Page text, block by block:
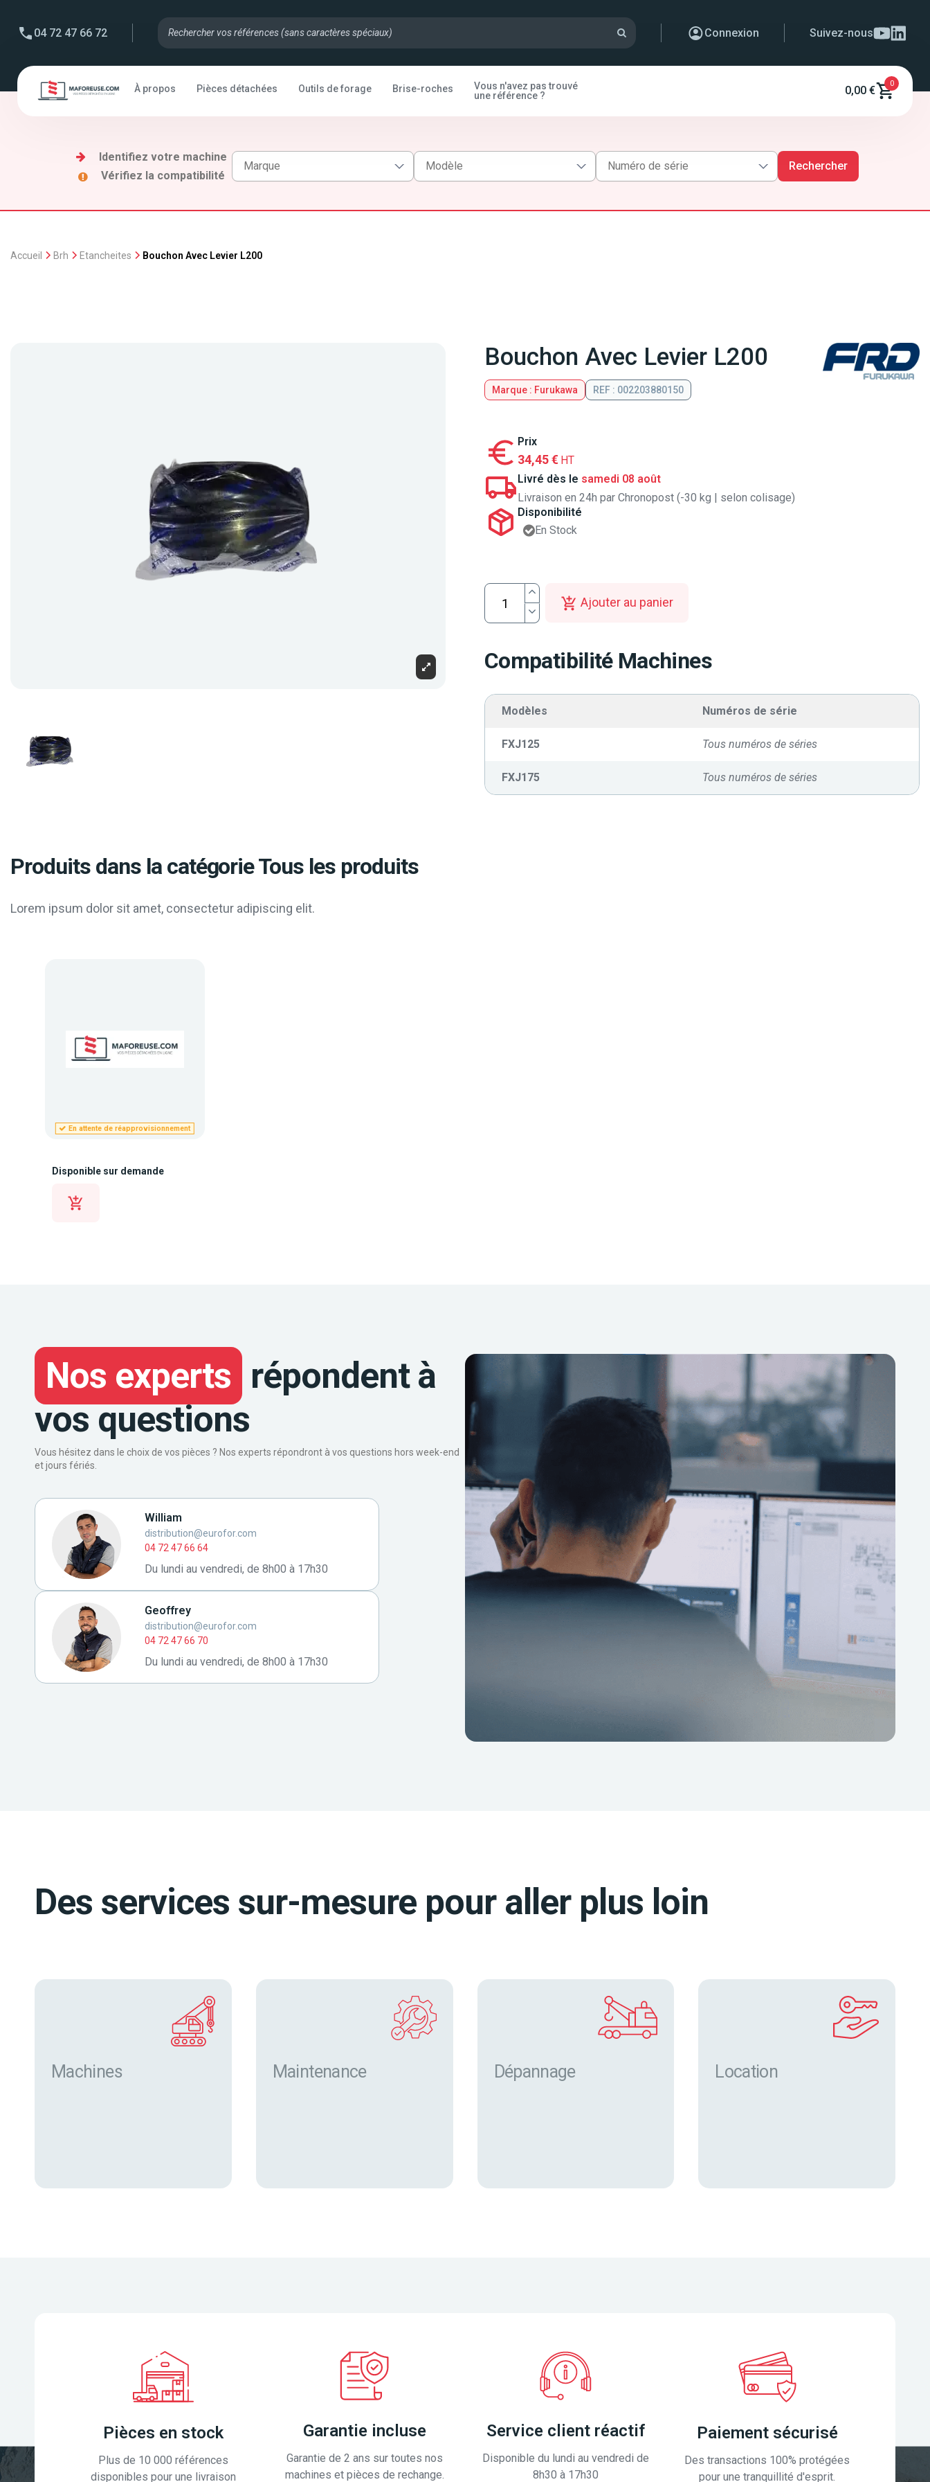
04 72 47 66 72 Connexion Suivez-nous
À propos Pièces détachées Outils de forage Brise-roches
Vous n'avez pas trouvé
une référence ?
0,00 €
0
Identifiez votre machine
Vérifiez la compatibilité
Rechercher
Accueil Brh Etancheites Bouchon Avec Levier L200
Bouchon Avec Levier L200
Marque : Furukawa REF : 002203880150
Prix
34,45 € HT
Livré dès le samedi 08 août
Livraison en 24h par Chronopost (-30 kg | selon colisage)
Disponibilité
En Stock
Ajouter au panier
Compatibilité Machines
Modèles Numéros de série
FXJ125 Tous numéros de séries
FXJ175 Tous numéros de séries
Produits dans la catégorie Tous les produits
Lorem ipsum dolor sit amet, consectetur adipiscing elit.
En attente de réapprovisionnement
Disponible sur demande
Nos experts répondent à
vos questions
Vous hésitez dans le choix de vos pièces ? Nos experts répondront à vos questions hors week-end
et jours fériés.
William
distribution@eurofor.com
04 72 47 66 64
Du lundi au vendredi, de 8h00 à 17h30
Geoffrey
distribution@eurofor.com
04 72 47 66 70
Du lundi au vendredi, de 8h00 à 17h30
Des services sur-mesure pour aller plus loin
Machines Maintenance Dépannage Location
Pièces en stock
Plus de 10 000 références
disponibles pour une livraison
Garantie incluse
Garantie de 2 ans sur toutes nos
machines et pièces de rechange.
Service client réactif
Disponible du lundi au vendredi de
8h30 à 17h30
Paiement sécurisé
Des transactions 100% protégées
pour une tranquillité d'esprit.